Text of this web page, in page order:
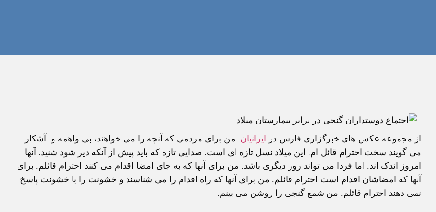
از مجموعه عکس های خبرگزاری فارس در ايرانيان. من برای مردمی که آنچه را می خواهند، بی واهمه و آشکار
می گويند سخت احترام قائل ام. اين ميلاد نسل تازه ای است. صدايی تازه که بايد پيش از آنکه دير شود شنيد. آنها
امروز اندک اند. اما فردا می تواند روز ديگری باشد. من برای آنها که به جای امضا اقدام می کنند احترام قائلم. برای
آنها که امضاشان اقدام است احترام قائلم. من برای آنها که راه اقدام را می شناسند و خشونت را با خشونت پاسخ
نمی دهند احترام قائلم. من شمع گنجی را روشن می بينم.